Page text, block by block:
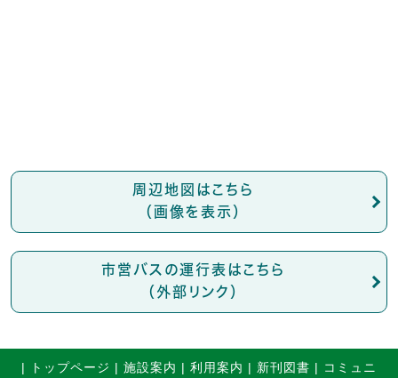
周辺地図はこちら
（画像を表示）
市営バスの運行表はこちら
（外部リンク）
| トップページ | 施設案内 | 利用案内 | 新刊図書 | コミュニ